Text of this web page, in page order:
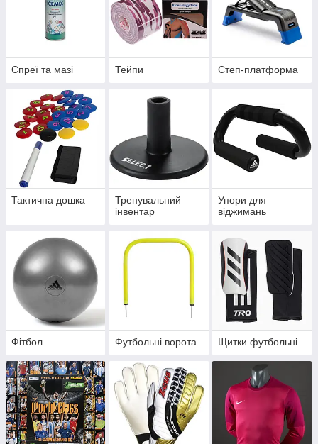
Спреї та мазі Тейпи Степ-платформа
Тактична дошка
Тренувальний
інвентар
Упори для
віджимань
Фітбол Футбольні ворота Щитки футбольні